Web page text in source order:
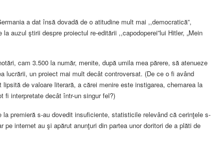
a dat însă dovadă de o atitudine mult mai ,,democratică”,
auzul ştirii despre proiectul re-editării ,,capodoperei”lui Hitler, „Mein
cam 3.500 la număr, menite, după umila mea părere, să atenueze
lucrării, un proiect mai mult decât controversat. (De ce o fi având
de valoare literară, a cărei menire este instigarea, chemarea la
fi interpretate decât într-un singur fel?)
premieră s-au dovedit insuficiente, statisticile relevând că cerinţele s-
internet au şi apărut anunţuri din partea unor doritori de a plăti de